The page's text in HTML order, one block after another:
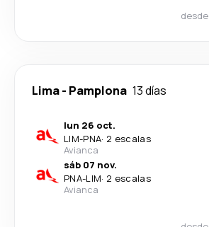
desde
Lima- Pamplona 13 días
lun 26 oct.
LIM-PNA· 2 escalas
Avianca
sáb 07 nov.
PNA-LIM· 2 escalas
Avianca